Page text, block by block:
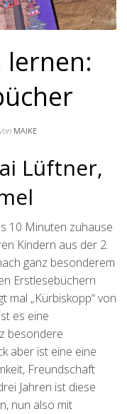
lernen:
Von MAIKE
Lüftner,
10 Minuten zuhause
Kindern aus der 2.
ganz besonderem
Erstlesebüchern
mal „Kürbiskopp“ von
es eine
besondere
aber ist eine eine
Freundschaft
Jahren ist diese
nun also mit